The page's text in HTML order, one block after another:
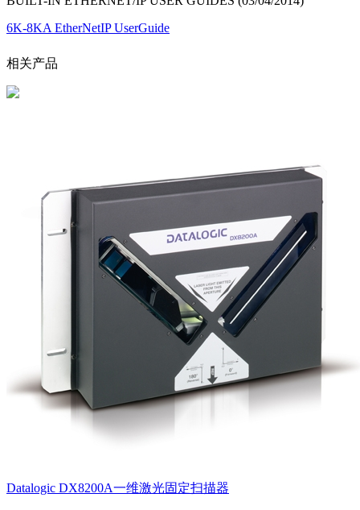
6K-8KA EtherNetIP UserGuide
相关产品
Datalogic DX8200A一维激光固定扫描器